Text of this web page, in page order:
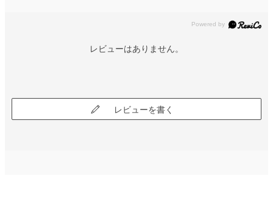
レビューはありません。
レビューを書く